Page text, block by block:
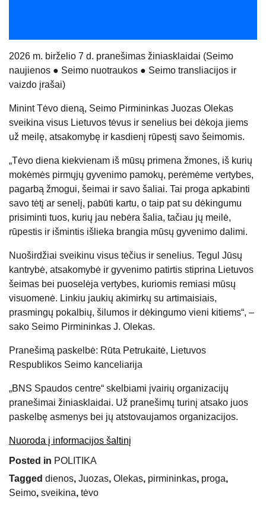
2026 m. birželio 7 d. pranešimas žiniasklaidai (Seimo
naujienos ● Seimo nuotraukos ● Seimo transliacijos ir
vaizdo įrašai)
Minint Tėvo dieną, Seimo Pirmininkas Juozas Olekas
sveikina visus Lietuvos tėvus ir senelius bei dėkoja jiems
už meilę, atsakomybę ir kasdienį rūpestį savo šeimomis.
„Tėvo diena kiekvienam iš mūsų primena žmones, iš kurių
mokėmės pirmųjų gyvenimo pamokų, perėmėme vertybes,
pagarbą žmogui, šeimai ir savo šaliai. Tai proga apkabinti
savo tėtį ar senelį, pabūti kartu, o taip pat su dėkingumu
prisiminti tuos, kurių jau nebėra šalia, tačiau jų meilė,
rūpestis ir išmintis išlieka brangia mūsų gyvenimo dalimi.
Nuoširdžiai sveikinu visus tėčius ir senelius. Tegul Jūsų
kantrybė, atsakomybė ir gyvenimo patirtis stiprina Lietuvos
šeimas bei puoselėja vertybes, kuriomis remiasi mūsų
visuomenė. Linkiu jaukių akimirkų su artimaisiais,
prasmingų pokalbių, šilumos ir dėkingumo vieni kitiems“, –
sako Seimo Pirmininkas J. Olekas.
Pranešimą paskelbė: Rūta Petrukaitė, Lietuvos
Respublikos Seimo kanceliarija
„BNS Spaudos centre“ skelbiami įvairių organizacijų
pranešimai žiniasklaidai. Už pranešimų turinį atsako juos
paskelbę asmenys bei jų atstovaujamos organizacijos.
Nuoroda į informacijos šaltinį
Posted in POLITIKA
Tagged dienos, Juozas, Olekas, pirmininkas, proga,
Seimo, sveikina, tėvo